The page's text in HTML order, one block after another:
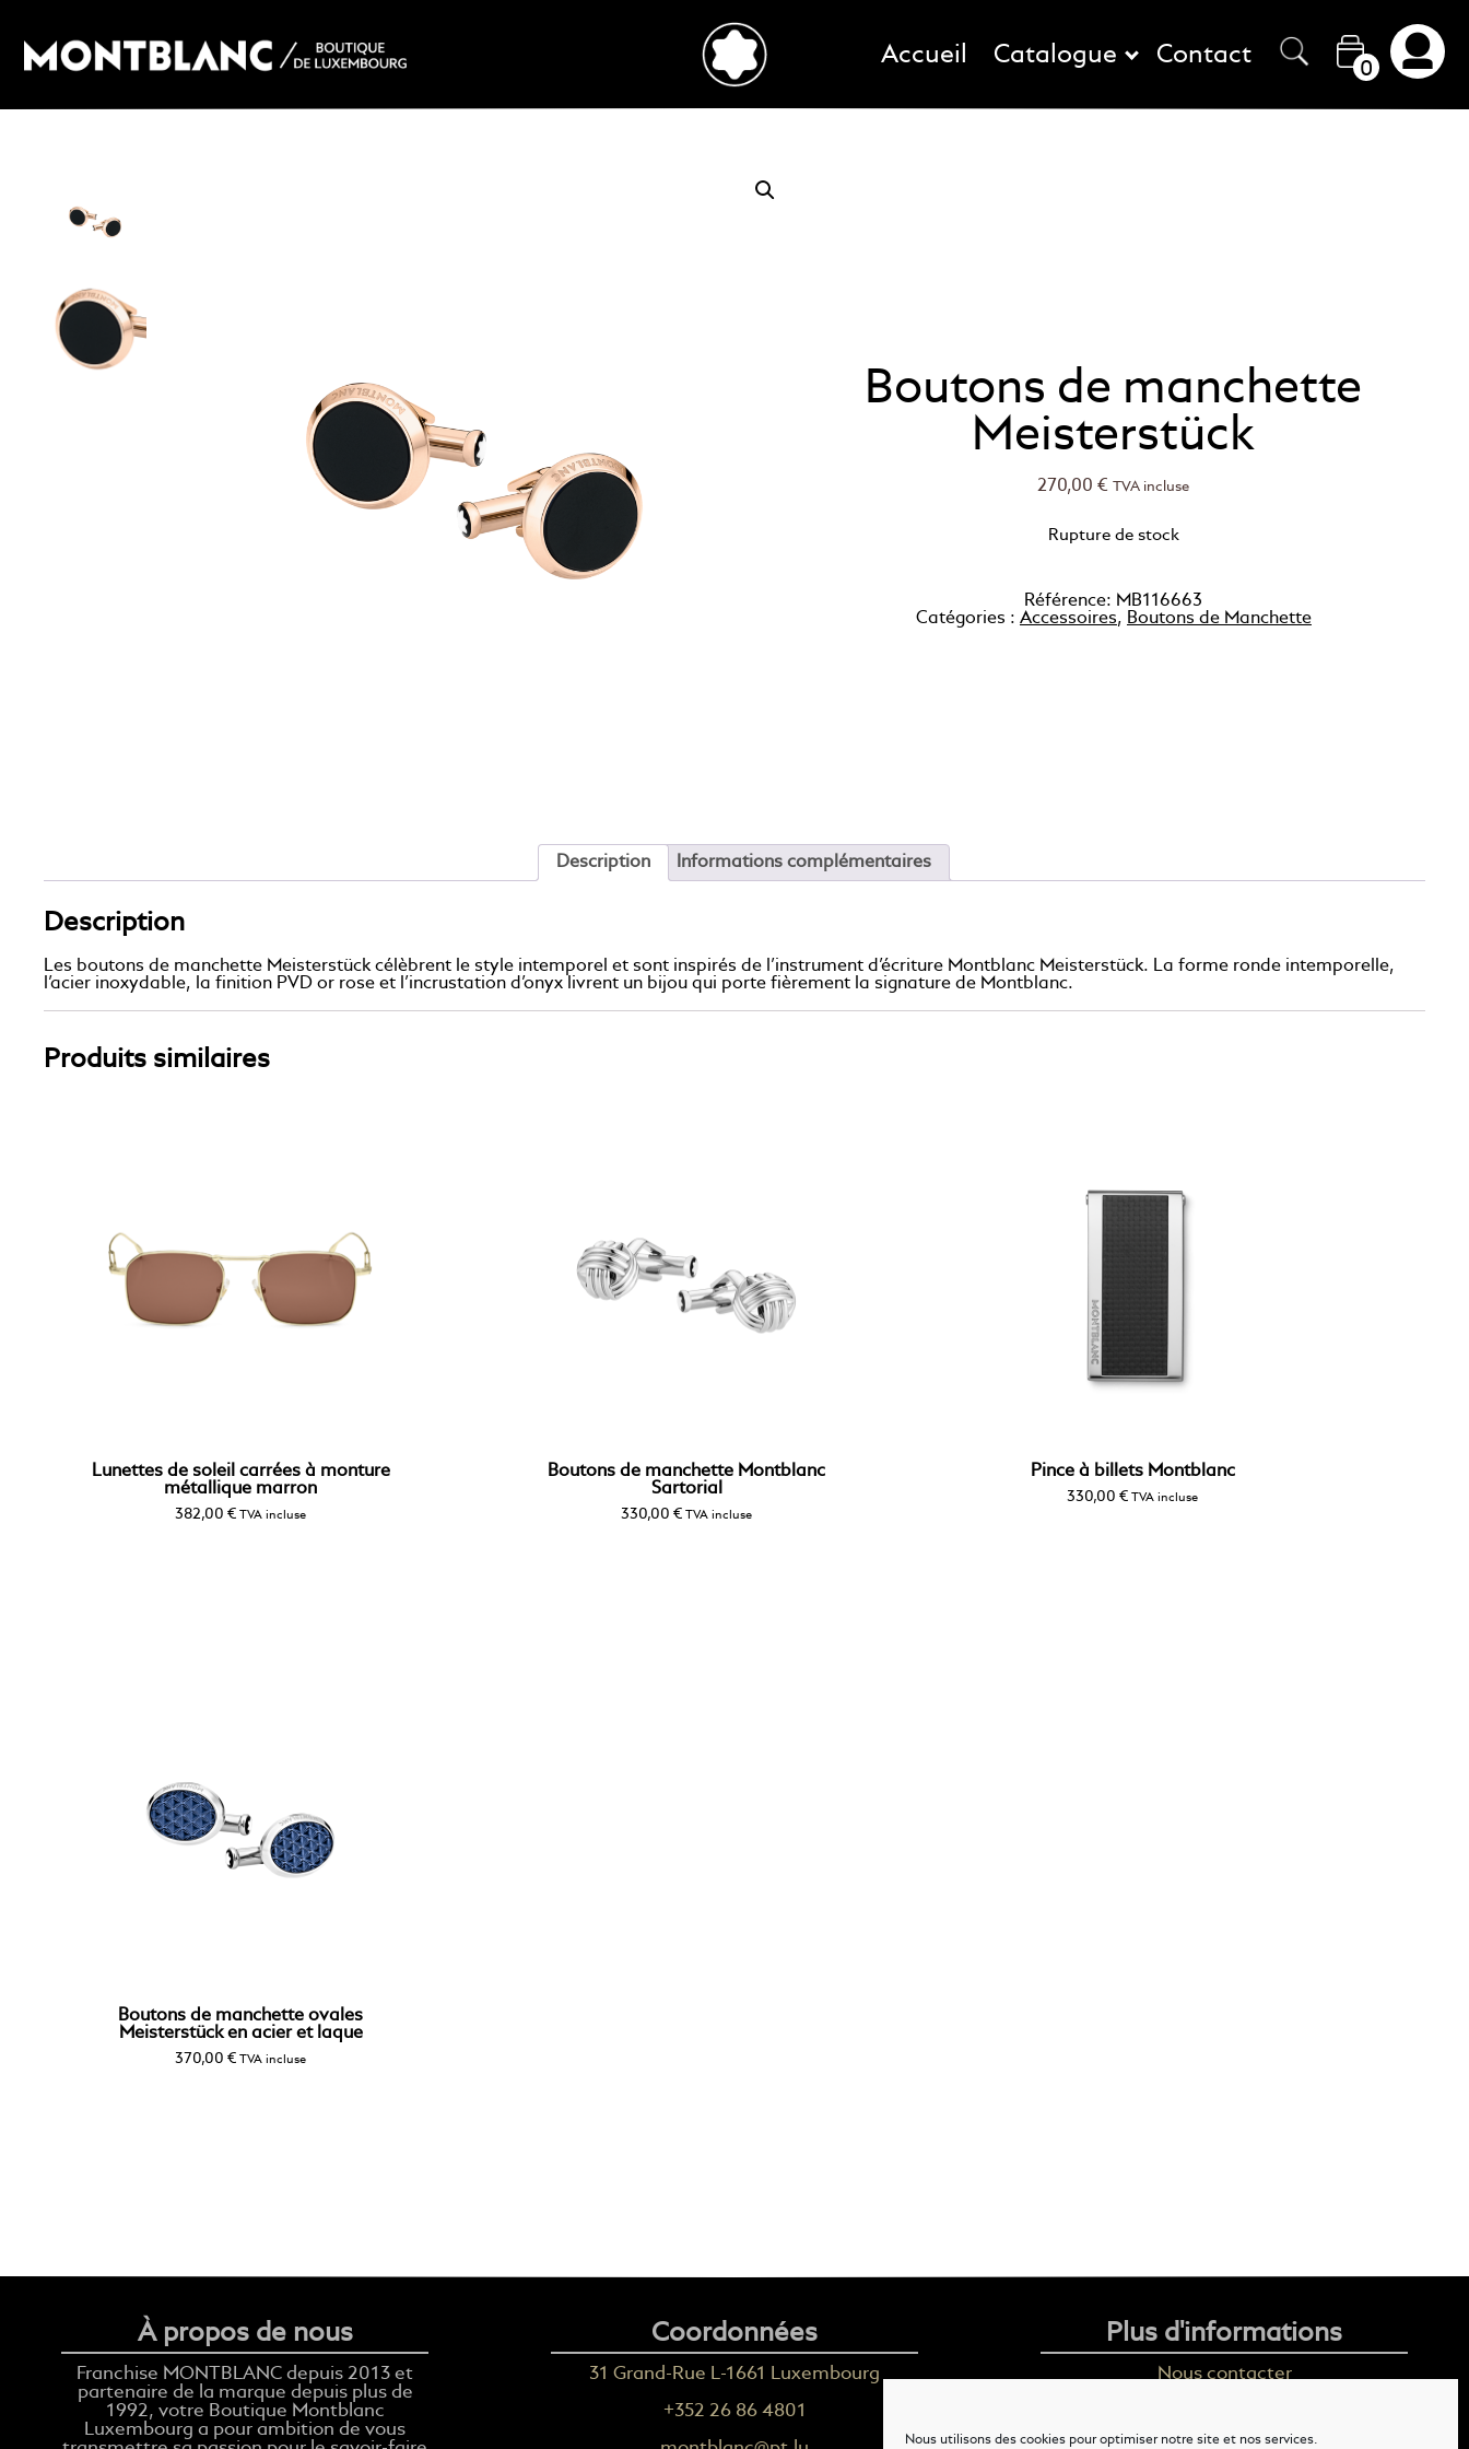
Nous utilisons des cookies pour optimiser notre site et nos services.
Accueil Catalogue Contact
0
Boutons de manchette
Meisterstück
270,00€ TVA incluse
Rupture de stock
Référence: MB116663
Catégories : Accessoires, Boutons de Manchette
Description Informations complémentaires
Description
Les boutons de manchette Meisterstück célèbrent le style intemporel et sont inspirés de l’instrument d’écriture Montblanc Meisterstück. La forme ronde intemporelle,
l’acier inoxydable, la finition PVD or rose et l’incrustation d’onyx livrent un bijou qui porte fièrement la signature de Montblanc.
Produits similaires
Lunettes de soleil carrées à monture
métallique marron
382,00 € TVA incluse
Boutons de manchette Montblanc
Sartorial
330,00€ TVA incluse
Pince à billets Montblanc
330,00€ TVA incluse
Boutons de manchette ovales
Meisterstück en acier et laque
370,00 € TVA incluse
À propos de nous
Franchise MONTBLANC depuis 2013 et
partenaire de la marque depuis plus de
1992, votre Boutique Montblanc
Luxembourg a pour ambition de vous
Coordonnées
31 Grand-Rue L-1661 Luxembourg
+352 26 86 4801
Plus d'informations
Nous contacter